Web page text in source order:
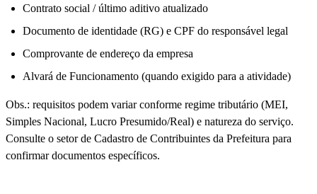
Contrato social / último aditivo atualizado
Documento de identidade (RG) e CPF do responsável legal
Comprovante de endereço da empresa
Alvará de Funcionamento (quando exigido para a atividade)
Obs.: requisitos podem variar conforme regime tributário (MEI,
Simples Nacional, Lucro Presumido/Real) e natureza do serviço.
Consulte o setor de Cadastro de Contribuintes da Prefeitura para
confirmar documentos específicos.